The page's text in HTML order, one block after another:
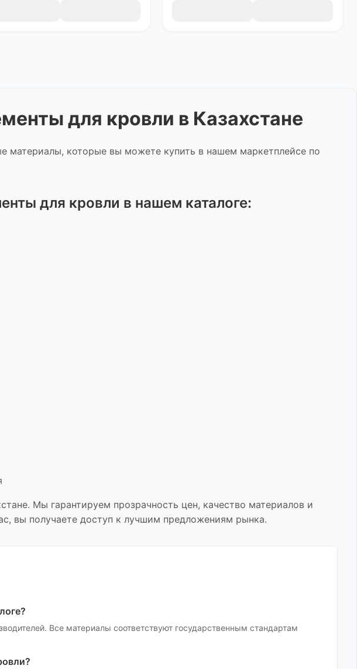
для кровли в Казахстане
материалы, которые вы можете купить в нашем маркетплейсе по
для кровли в нашем каталоге:
Мы гарантируем прозрачность цен, качество материалов и
вы получаете доступ к лучшим предложениям рынка.
Все материалы соответствуют государственным стандартам
?